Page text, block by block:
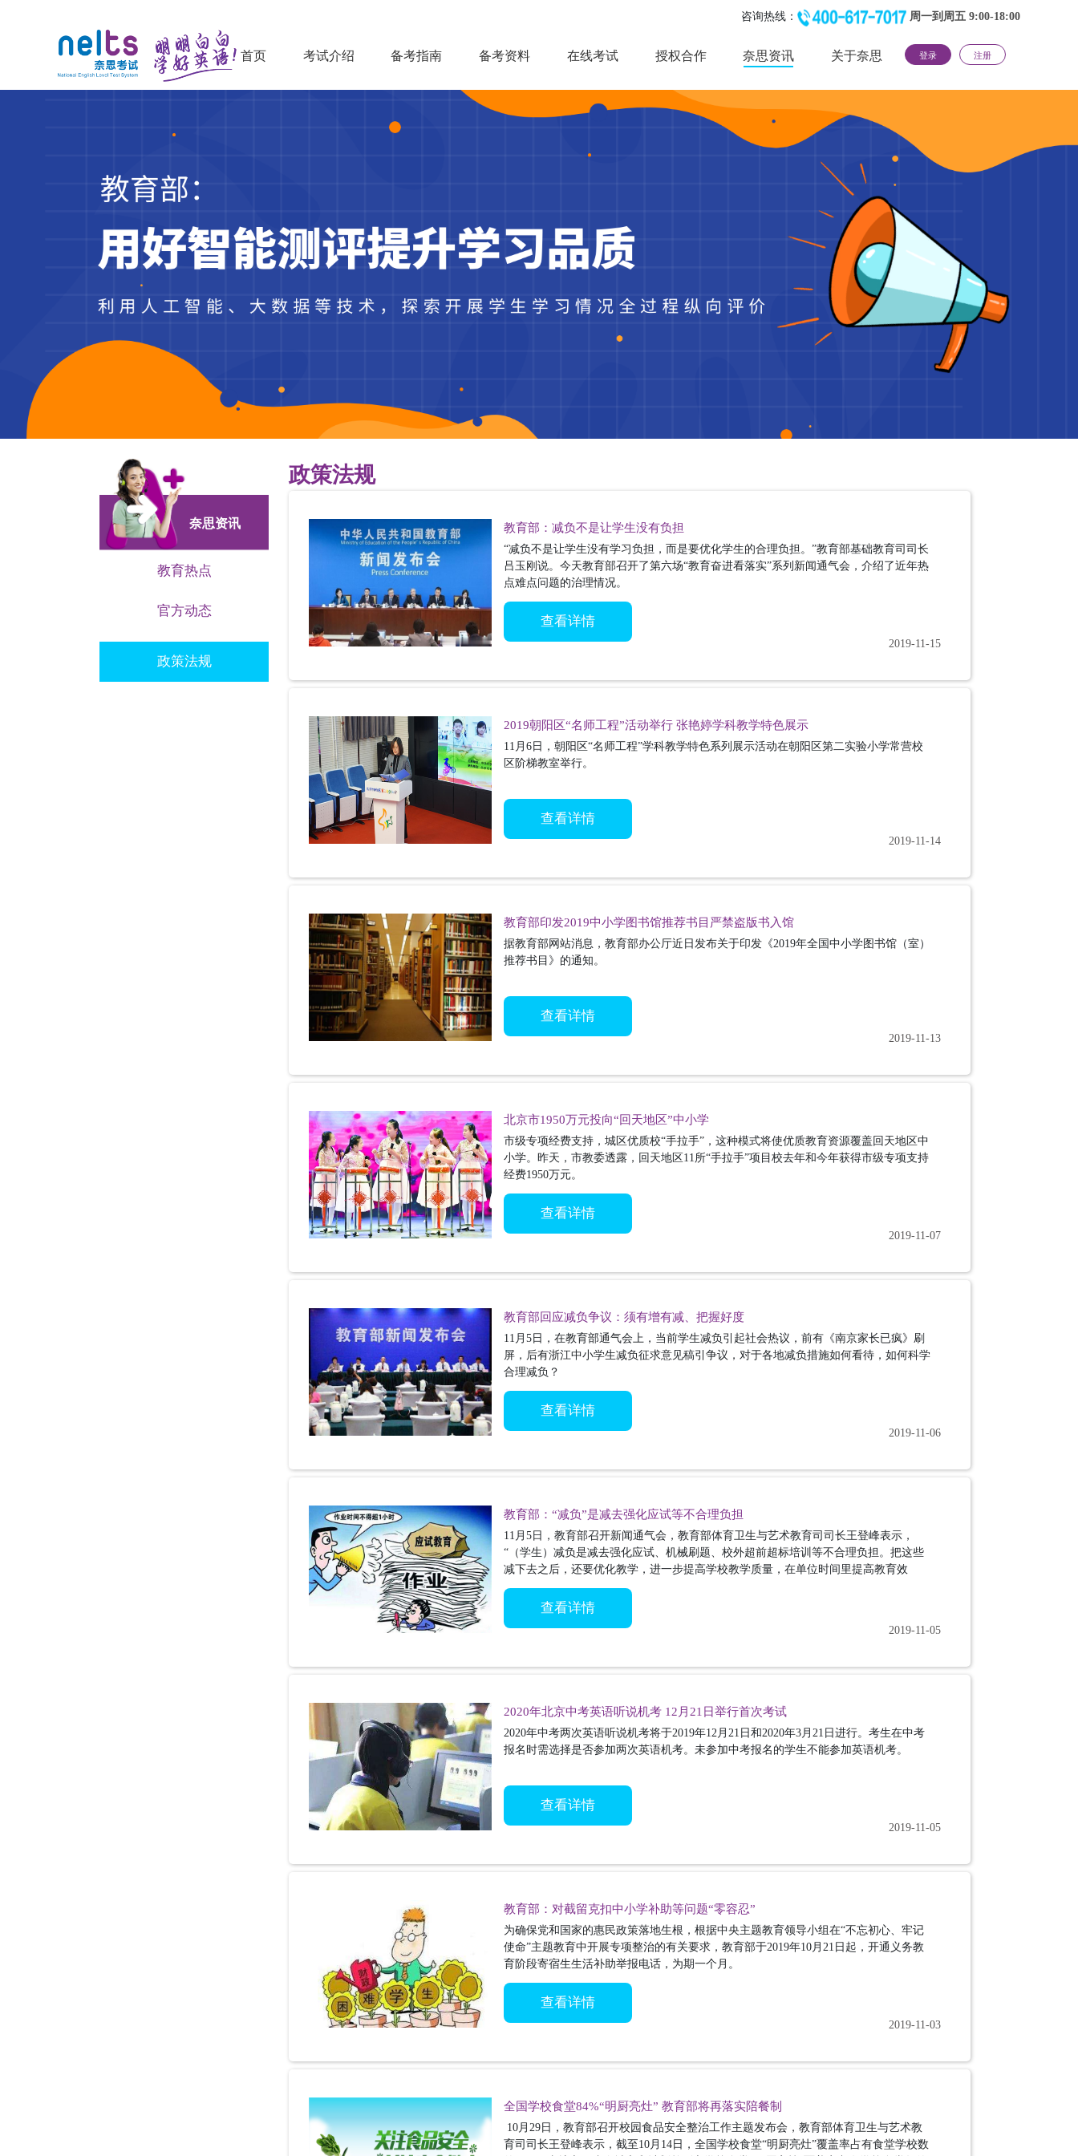
咨询热线： 周一到周五 9:00-18:00
首页 考试介绍 备考指南 备考资料 在线考试 授权合作 奈思资讯 关于奈思 登录 注册
奈思资讯
教育热点
官方动态
政策法规
政策法规
教育部：减负不是让学生没有负担
“减负不是让学生没有学习负担，而是要优化学生的合理负担。”教育部基础教育司司长
吕玉刚说。今天教育部召开了第六场“教育奋进看落实”系列新闻通气会，介绍了近年热
点难点问题的治理情况。
查看详情
2019-11-15
2019朝阳区“名师工程”活动举行 张艳婷学科教学特色展示
11月6日，朝阳区“名师工程”学科教学特色系列展示活动在朝阳区第二实验小学常营校
区阶梯教室举行。
查看详情
2019-11-14
教育部印发2019中小学图书馆推荐书目严禁盗版书入馆
据教育部网站消息，教育部办公厅近日发布关于印发《2019年全国中小学图书馆（室）
推荐书目》的通知。
查看详情
2019-11-13
北京市1950万元投向“回天地区”中小学
市级专项经费支持，城区优质校“手拉手”，这种模式将使优质教育资源覆盖回天地区中
小学。昨天，市教委透露，回天地区11所“手拉手”项目校去年和今年获得市级专项支持
经费1950万元。
查看详情
2019-11-07
教育部回应减负争议：须有增有减、把握好度
11月5日，在教育部通气会上，当前学生减负引起社会热议，前有《南京家长已疯》刷
屏，后有浙江中小学生减负征求意见稿引争议，对于各地减负措施如何看待，如何科学
合理减负？
查看详情
2019-11-06
教育部：“减负”是减去强化应试等不合理负担
11月5日，教育部召开新闻通气会，教育部体育卫生与艺术教育司司长王登峰表示，
“（学生）减负是减去强化应试、机械刷题、校外超前超标培训等不合理负担。把这些
减下去之后，还要优化教学，进一步提高学校教学质量，在单位时间里提高教育效
率。”
查看详情
2019-11-05
2020年北京中考英语听说机考 12月21日举行首次考试
2020年中考两次英语听说机考将于2019年12月21日和2020年3月21日进行。考生在中考
报名时需选择是否参加两次英语机考。未参加中考报名的学生不能参加英语机考。
查看详情
2019-11-05
教育部：对截留克扣中小学补助等问题“零容忍”
为确保党和国家的惠民政策落地生根，根据中央主题教育领导小组在“不忘初心、牢记
使命”主题教育中开展专项整治的有关要求，教育部于2019年10月21日起，开通义务教
育阶段寄宿生生活补助举报电话，为期一个月。
查看详情
2019-11-03
全国学校食堂84%“明厨亮灶” 教育部将再落实陪餐制
​ 10月29日，教育部召开校园食品安全整治工作主题发布会，教育部体育卫生与艺术教
育司司长王登峰表示，截至10月14日，全国学校食堂“明厨亮灶”覆盖率占有食堂学校数